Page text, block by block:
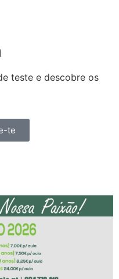
teste e descobre os
te